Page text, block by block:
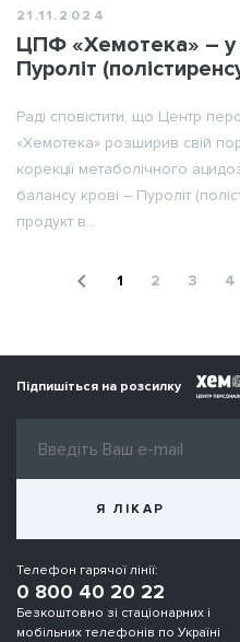
21.11.2024
ЦПФ «Хемотека» – у
Пуроліт
Раді сповістити, що Центр
«Хемотека» розширив свій
корекції метаболічного
балансу крові – Пуроліт
продукт в...
navigate_before 1 2 3 4
Підпишіться на розсилку
Я ЛІКАР
Телефон гарячої лінії:
0 800 40 20 22
Безкоштовно зі стаціонарних і
мобільних телефонів по Україні